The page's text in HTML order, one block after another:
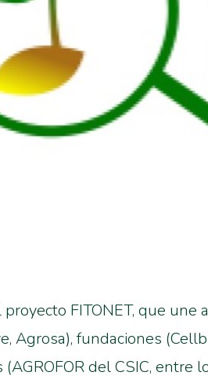
proyecto FITONET, que
Agrosa), fundaciones
del CSIC,